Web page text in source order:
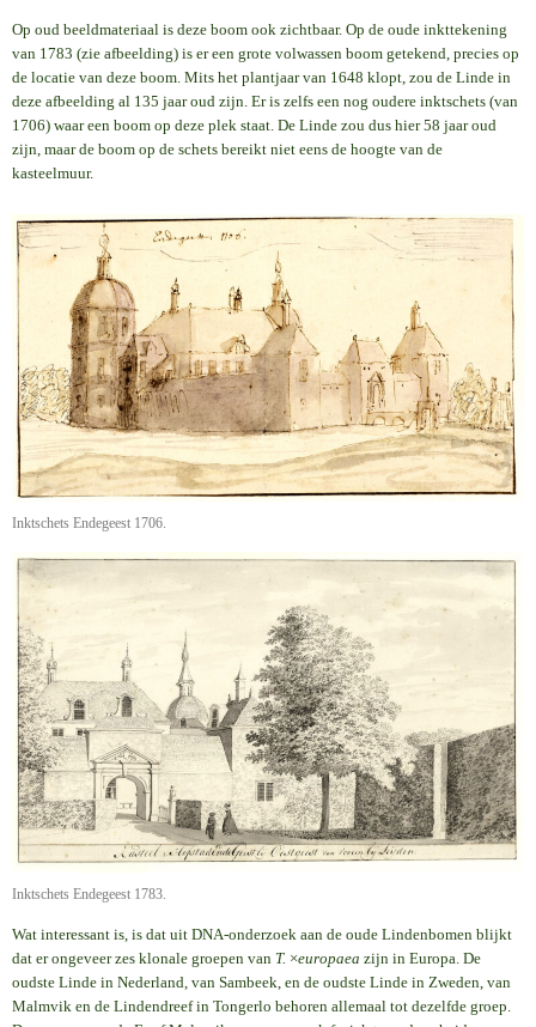
Op oud beeldmateriaal is deze boom ook zichtbaar. Op de oude inkttekening
van 1783 (zie afbeelding) is er een grote volwassen boom getekend, precies op
de locatie van deze boom. Mits het plantjaar van 1648 klopt, zou de Linde in
deze afbeelding al 135 jaar oud zijn. Er is zelfs een nog oudere inktschets (van
1706) waar een boom op deze plek staat. De Linde zou dus hier 58 jaar oud
zijn, maar de boom op de schets bereikt niet eens de hoogte van de
kasteelmuur.
Inktschets Endegeest 1706.
Inktschets Endegeest 1783.
Wat interessant is, is dat uit DNA-onderzoek aan de oude Lindenbomen blijkt
dat er ongeveer zes klonale groepen van T. ×europaea zijn in Europa. De
oudste Linde in Nederland, van Sambeek, en de oudste Linde in Zweden, van
Malmvik en de Lindendreef in Tongerlo behoren allemaal tot dezelfde groep.